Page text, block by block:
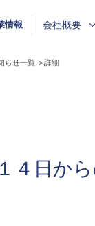
情報 会社概要
セージ
態勢
声 受付態勢
ニュースリリース
ージャー
らのメッセージ
らせ一覧 詳細
４日か